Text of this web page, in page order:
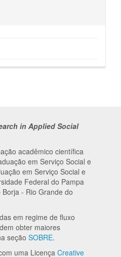
in Applied Social
acadêmico científica
em Serviço Social e
em Serviço Social e
Federal do Pampa
Borja - Rio Grande do
em regime de fluxo
obter maiores
seção SOBRE.
uma Licença Creative